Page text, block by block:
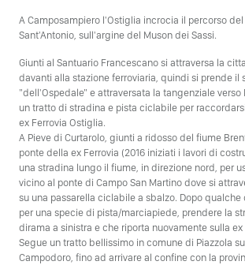
A Camposampiero l'Ostiglia incrocia il percorso
Sant'Antonio, sull'argine del Muson dei Sassi.
Giunti al Santuario Francescano si attraversa la
davanti alla stazione ferroviaria, quindi si prende il
"dell'Ospedale" e attraversata la tangenziale verso
un tratto di stradina e pista ciclabile per
ex Ferrovia Ostiglia.
A Pieve di Curtarolo, giunti a ridosso del fiume
ponte della ex Ferrovia (2016 iniziati i lavori di
una stradina lungo il fiume, in direzione nord, per
vicino al ponte di Campo San Martino dove si
su una passarella ciclabile a sbalzo. Dopo qualche
per una specie di pista/marciapiede, prendere la
dirama a sinistra e che riporta nuovamente sulla ex
Segue un tratto bellissimo in comune di Piazzola
Campodoro, fino ad arrivare al confine con la